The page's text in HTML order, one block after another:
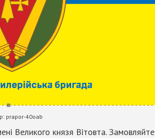
prapor-40oab
Великого князя Вітовта. Замовляйте